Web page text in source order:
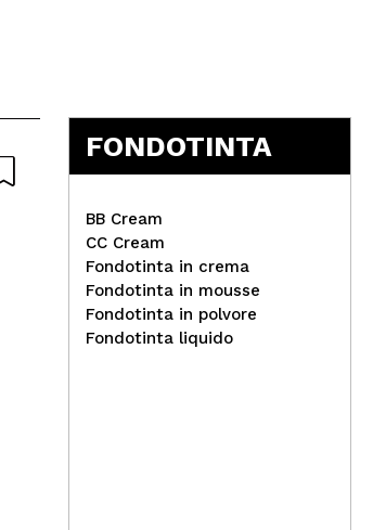
Technic Cosmetics -
Fondotinta BB Beauty Boost
FONDOTINTA
BB Cream
CC Cream
Fondotinta in crema
Fondotinta in mousse
Fondotinta in polvore
Fondotinta liquido